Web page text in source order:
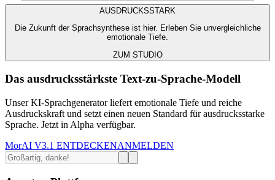
AUSDRUCKSSTARK
Die Zukunft der Sprachsynthese ist hier. Erleben Sie unvergleichliche
emotionale Tiefe.
ZUM STUDIO
Das ausdrucksstärkste Text-zu-Sprache-Modell
Unser KI-Sprachgenerator liefert emotionale Tiefe und reiche
Ausdruckskraft und setzt einen neuen Standard für ausdrucksstarke
Sprache. Jetzt in Alpha verfügbar.
MorAI V3.1 ENTDECKENANMELDEN